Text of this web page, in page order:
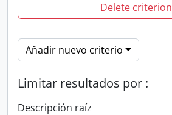
Delete criterion
Añadir nuevo criterio
Limitar resultados por :
Descripción raíz